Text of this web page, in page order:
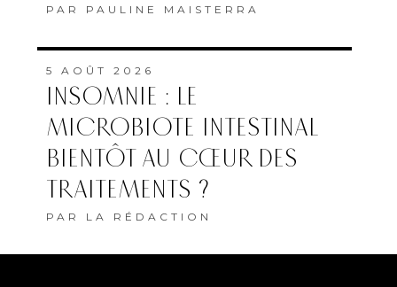
PAR PAULINE MAISTERRA
5 AOÛT 2026
INSOMNIE : LE
MICROBIOTE INTESTINAL
BIENTÔT AU CŒUR DES
TRAITEMENTS ?
PAR LA RÉDACTION